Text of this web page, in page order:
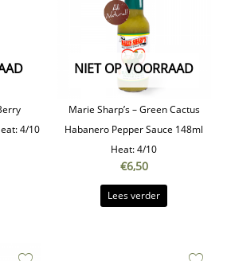
4/10
NIET OP VOORRAAD
Marie Sharp’s – Green Cactus
Habanero Pepper Sauce 148ml
Heat: 4/10
€6,50
Lees verder